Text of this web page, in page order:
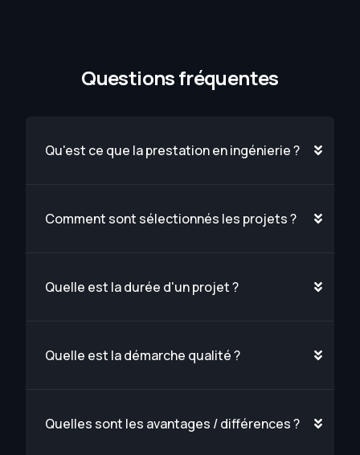
Questionsfréquentes
Qu'est ce que la prestation en ingénierie ?
Comment sont sélectionnés les projets ?
Quelle est la durée d'un projet ?
Quelle est la démarche qualité ?
Quelles sont les avantages / différences ?